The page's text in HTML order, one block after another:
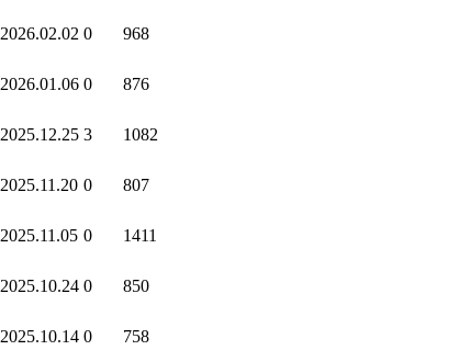
2026.02.02 0 968
2026.01.06 0 876
2025.12.25 3 1082
2025.11.20 0 807
2025.11.05 0 1411
2025.10.24 0 850
2025.10.14 0 758